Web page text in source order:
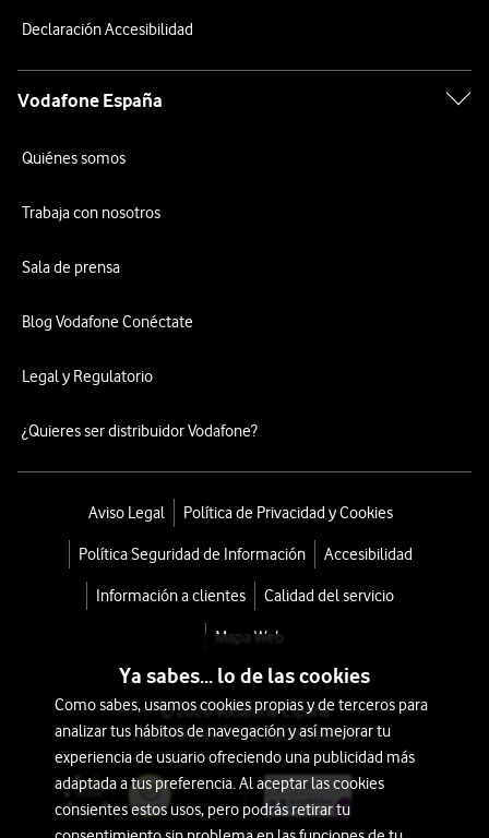
Declaración Accesibilidad
Vodafone España
Quiénes somos
Trabaja con nosotros
Sala de prensa
Blog Vodafone Conéctate
Legal y Regulatorio
¿Quieres ser distribuidor Vodafone?
Aviso Legal Política de Privacidad y Cookies
Política Seguridad de Información Accesibilidad
Información a clientes Calidad del servicio
Mapa Web
© 2026 Vodafone España
Avda. América 115, 28042 Madrid
Ya sabes... lo de las cookies
Como sabes, usamos cookies propias y de terceros para
analizar tus hábitos de navegación y así mejorar tu
experiencia de usuario ofreciendo una publicidad más
adaptada a tus preferencia. Al aceptar las cookies
consientes estos usos, pero podrás retirar tu